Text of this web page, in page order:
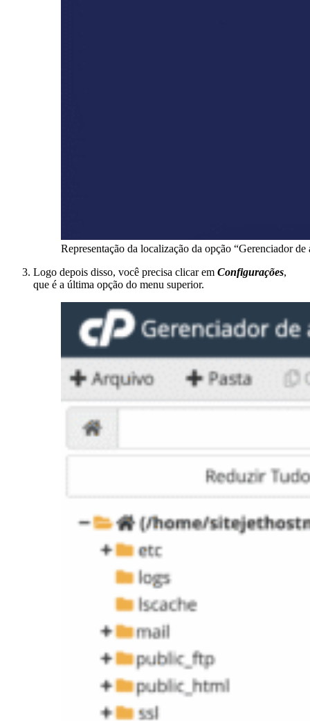
Representação da localização da opção “Gerenciador de
Logo depois disso, você precisa clicar em Configurações,
que é a última opção do menu superior.